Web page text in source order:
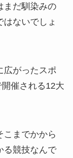
まだ馴染みの
ないでしょ
広がったスポ
催される12大
こまでかから
る競技なんで